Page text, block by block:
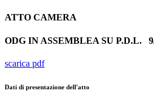
ATTO CAMERA
ODG IN ASSEMBLEA SU P.D.L.
scarica pdf
Dati di presentazione dell'atto